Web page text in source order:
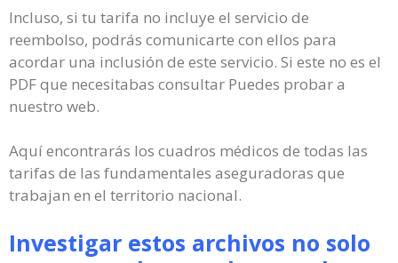
Incluso, si tu tarifa no incluye el servicio de
reembolso, podrás comunicarte con ellos para
acordar una inclusión de este servicio. Si este no es el
PDF que necesitabas consultar Puedes probar a
nuestro web.
Aquí encontrarás los cuadros médicos de todas las
tarifas de las fundamentales aseguradoras que
trabajan en el territorio nacional.
Investigar estos archivos no solo